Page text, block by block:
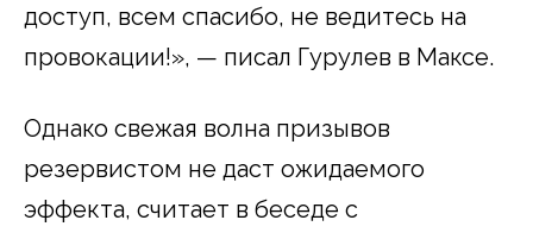
доступ, всем спасибо, не ведитесь на
провокации!», — писал Гурулев в Максе.
Однако свежая волна призывов
резервистом не даст ожидаемого
эффекта, считает в беседе с